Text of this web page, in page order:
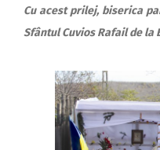
Cu acest prilej, biserica
Sfântul Cuvios Rafail de la